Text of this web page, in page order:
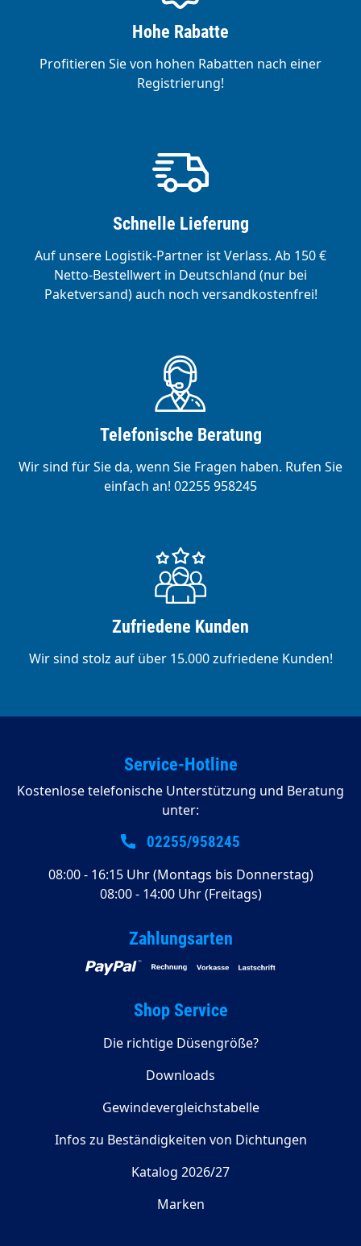
Hohe Rabatte
Profitieren Sie von hohen Rabatten nach einer
Registrierung!
Schnelle Lieferung
Auf unsere Logistik-Partner ist Verlass. Ab 150 €
Netto-Bestellwert in Deutschland (nur bei
Paketversand) auch noch versandkostenfrei!
Telefonische Beratung
Wir sind für Sie da, wenn Sie Fragen haben. Rufen Sie
einfach an! 02255 958245
Zufriedene Kunden
Wir sind stolz auf über 15.000 zufriedene Kunden!
Service-Hotline
Kostenlose telefonische Unterstützung und Beratung
unter:
02255/958245
08:00 - 16:15 Uhr (Montags bis Donnerstag)
08:00 - 14:00 Uhr (Freitags)
Zahlungsarten
Shop Service
Die richtige Düsengröße?
Downloads
Gewindevergleichstabelle
Infos zu Beständigkeiten von Dichtungen
Katalog 2026/27
Marken